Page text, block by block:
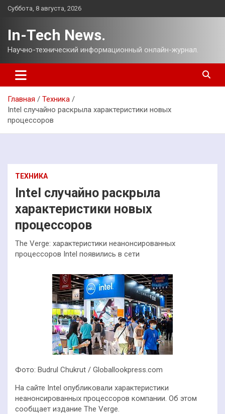
Перейти
Суббота, 8 августа, 2026
In-Tech News.
Научно-технический информационный онлайн-журнал.
Главная
Техника
Intel случайно раскрыла характеристики новых
процессоров
ТЕХНИКА
Intel случайно раскрыла
характеристики новых
процессоров
The Verge: характеристики неанонсированных
процессоров Intel появились в сети
Фото: Budrul Chukrut / Globallookpress.com
На сайте Intel опубликовали характеристики
неанонсированных процессоров компании. Об этом
сообщает издание The Verge.